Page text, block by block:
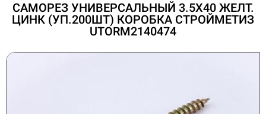
САМОРЕЗ УНИВЕРСАЛЬНЫЙ 3.5Х40 ЖЕЛТ.
ЦИНК (УП.200ШТ) КОРОБКА СТРОЙМЕТИЗ
UTORM2140474